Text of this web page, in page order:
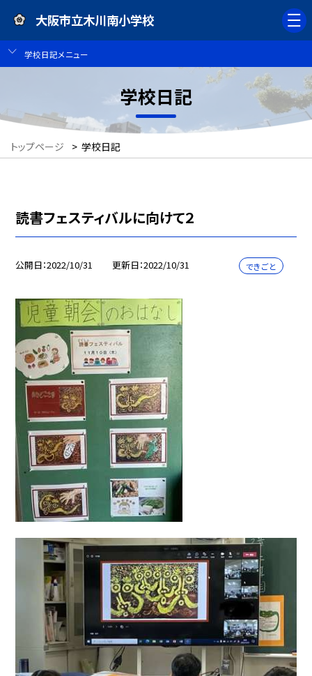
大阪市立木川南小学校
学校日記メニュー
学校日記
トップページ > 学校日記
読書フェスティバルに向けて２
公開日 2022/10/31 更新日 2022/10/31 できごと